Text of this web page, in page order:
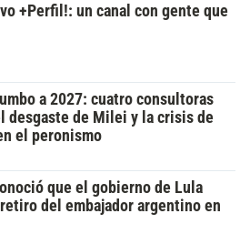
+Perfil!: un canal con gente que
a 2027: cuatro consultoras
desgaste de Milei y la crisis de
el peronismo
que el gobierno de Lula
del embajador argentino en